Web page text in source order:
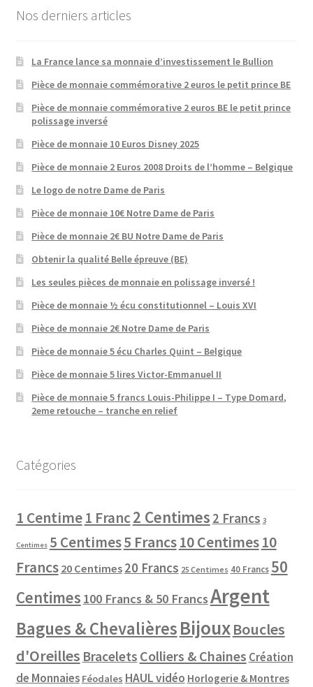
Nos derniers articles
La France lance sa monnaie d’investissement le Bullion
Pièce de monnaie commémorative 2 euros le petit prince BE
Pièce de monnaie commémorative 2 euros BE le petit prince
polissage inversé
Pièce de monnaie 10 Euros Disney 2025
Pièce de monnaie 2 Euros 2008 Droits de l’homme – Belgique
Le logo de notre Dame de Paris
Pièce de monnaie 10€ Notre Dame de Paris
Pièce de monnaie 2€ BU Notre Dame de Paris
Obtenir la qualité Belle épreuve (BE)
Les seules pièces de monnaie en polissage inversé !
Pièce de monnaie ½ écu constitutionnel – Louis XVI
Pièce de monnaie 2€ Notre Dame de Paris
Pièce de monnaie 5 écu Charles Quint – Belgique
Pièce de monnaie 5 lires Victor-Emmanuel II
Pièce de monnaie 5 francs Louis-Philippe I – Type Domard,
2eme retouche – tranche en relief
Catégories
1 Centime1 Franc2 Centimes 2 Francs 3
Centimes 5 Centimes5 Francs10 Centimes10
Francs 20 Centimes 20 Francs 25 Centimes 40 Francs 50
Centimes 100 Francs & 50 FrancsArgent
Bagues & ChevalièresBijouxBoucles
d'Oreilles Bracelets Colliers & Chaines Création
de Monnaies Féodales HAUL vidéo Horlogerie & Montres